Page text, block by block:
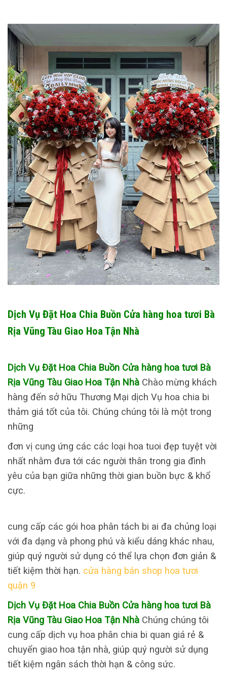
Dịch Vụ Đặt Hoa Chia Buồn Cửa hàng hoa tươi Bà
Rịa Vũng Tàu Giao Hoa Tận Nhà
Dịch Vụ Đặt Hoa Chia Buồn Cửa hàng hoa tươi Bà
Rịa Vũng Tàu Giao Hoa Tận Nhà Chào mừng khách
hàng đến sở hữu Thương Mại dịch Vụ hoa chia bi
thảm giá tốt của tôi. Chúng chúng tôi là một trong
những
đơn vị cung ứng các các loại hoa tuoi đẹp tuyệt vời
nhất nhằm đưa tới các người thân trong gia đình
yêu của bạn giữa những thời gian buồn bực & khổ
cực.
cung cấp các gói hoa phân tách bi ai đa chủng loại
với đa dạng và phong phú và kiểu dáng khác nhau,
giúp quý người sử dụng có thể lựa chọn đơn giản &
tiết kiệm thời hạn. cửa hàng bán shop hoa tươi
quận 9
Dịch Vụ Đặt Hoa Chia Buồn Cửa hàng hoa tươi Bà
Rịa Vũng Tàu Giao Hoa Tận Nhà Chúng chúng tôi
cung cấp dịch vụ hoa phân chia bi quan giá rẻ &
chuyển giao hoa tận nhà, giúp quý người sử dụng
tiết kiệm ngân sách thời hạn & công sức.